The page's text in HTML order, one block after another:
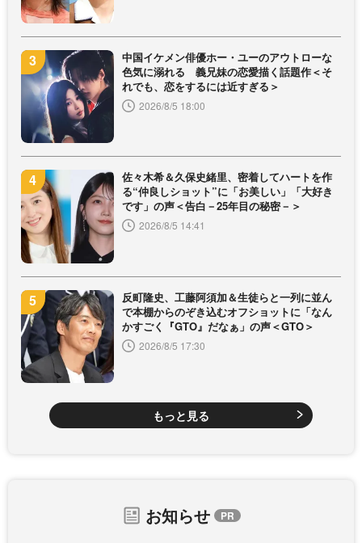
中国イケメン俳優ホー・ユーのアウトローな
色気に溺れる 義兄妹の恋愛描く話題作＜そ
れでも、恋をするには近すぎる＞
2026/8/5 18:00
佐々木希＆久保史緒里、密着してハートを作
る“仲良しショット”に「お美しい」「大好き
です」の声＜告白－25年目の秘密－＞
2026/8/5 14:41
反町隆史、工藤阿須加＆生徒らと一列に並ん
で本棚からのぞき込むオフショットに「なん
かすごく『GTO』だなぁ」の声＜GTO＞
2026/8/5 17:30
もっと見る
お知らせ